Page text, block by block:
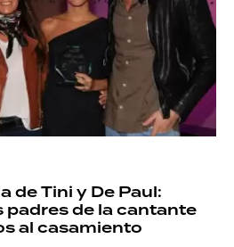
de Tini y De Paul:
padres de la cantante
al casamiento